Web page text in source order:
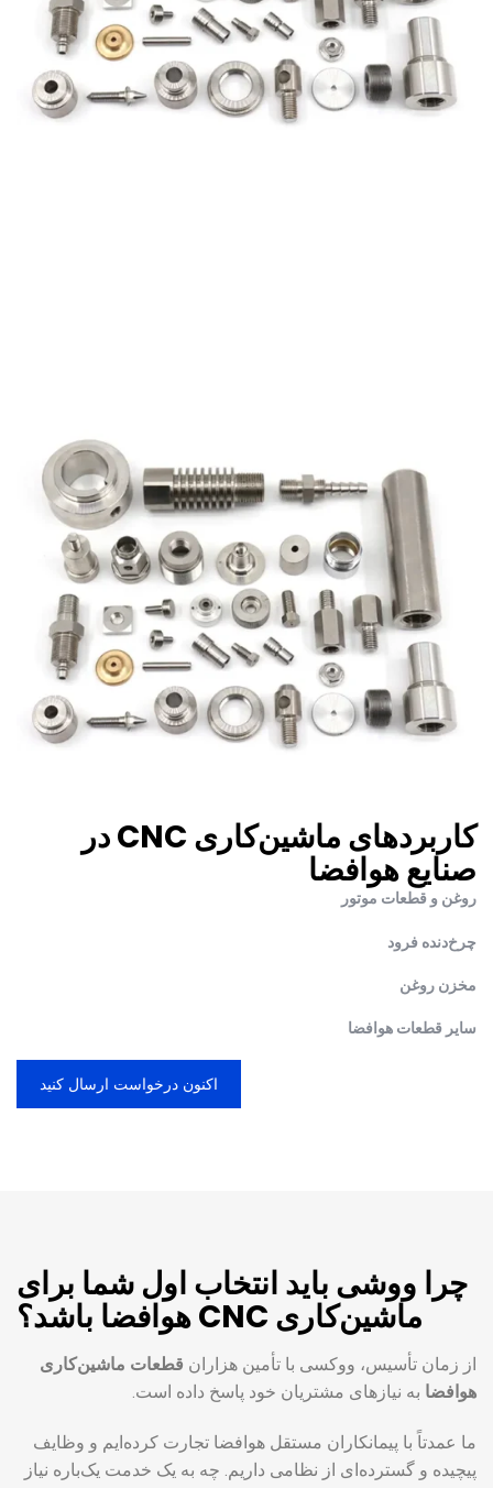
کاربردهای ماشین‌کاری CNC در
صنایع هوافضا
روغن و قطعات موتور
چرخ‌دنده فرود
مخزن روغن
سایر قطعات هوافضا
اکنون درخواست ارسال کنید
چرا ووشی باید انتخاب اول شما برای
ماشین‌کاری CNC هوافضا باشد؟
از زمان تأسیس، ووکسی با تأمین هزاران قطعات ماشین‌کاری
هوافضا به نیازهای مشتریان خود پاسخ داده است.
ما عمدتاً با پیمانکاران مستقل هوافضا تجارت کرده‌ایم و وظایف
پیچیده و گسترده‌ای از نظامی داریم. چه به یک خدمت یک‌باره نیاز